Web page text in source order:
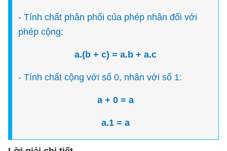
- Tính chất phân phối của phép nhân đối với
phép cộng:
a.(b + c) = a.b + a.c
- Tính chất cộng với số 0, nhân với số 1:
a + 0 = a
a.1 = a